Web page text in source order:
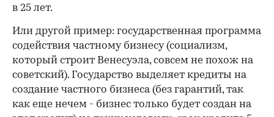
в 25 лет.
Или другой пример: государственная программа
содействия частному бизнесу (социализм,
который строит Венесуэла, совсем не похож на
советский). Государство выделяет кредиты на
создание частного бизнеса (без гарантий, так
как еще нечем - бизнес только будет создан на